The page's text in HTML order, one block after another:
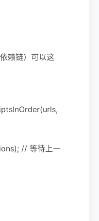
赖链）可以这
// 等待上一